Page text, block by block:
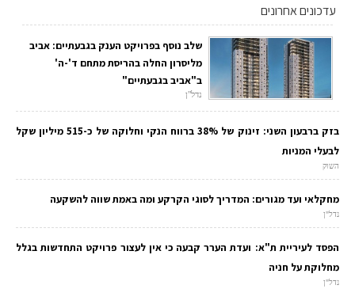
עדכונים אחרונים
שלב נוסף בפרויקט הענק בגבעתיים: אביב
מליסרון החלה בהריסת מתחם ד'-ה'
ב"אביב בגבעתיים"
נדל"ן
בזק ברבעון השני: זינוק של 38% ברווח הנקי וחלוקה של כ-515 מיליון שקל
לבעלי המניות
השוק
מחקלאי ועד מגורים: המדריך לסוגי הקרקע ומה באמת שווה להשקעה
נדל"ן
הפסד לעיריית ת"א: ועדת הערר קבעה כי אין לעצור פרויקט התחדשות בגלל
מחלוקת על חניה
נדל"ן